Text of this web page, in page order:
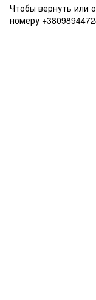
Чтобы вернуть или
номеру